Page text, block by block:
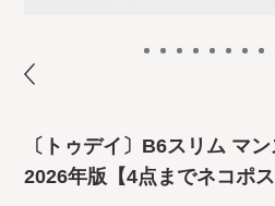
〔トゥデイ〕B6スリム マ
2026年版【4点までネコポス